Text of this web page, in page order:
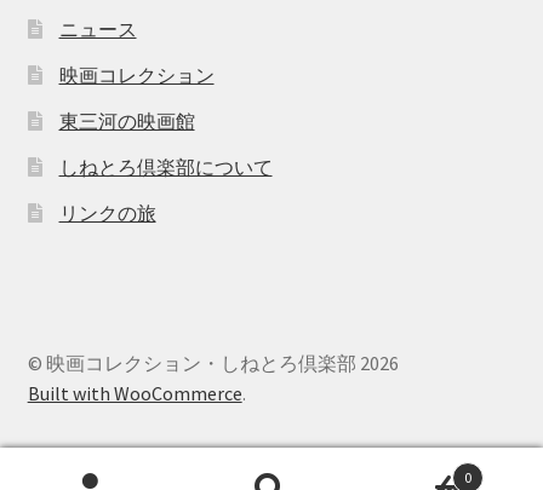
ニュース
映画コレクション
東三河の映画館
しねとろ倶楽部について
リンクの旅
© 映画コレクション・しねとろ倶楽部 2026
Built with WooCommerce.
0